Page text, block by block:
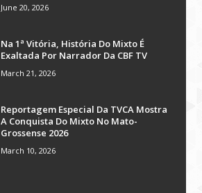
June 20, 2026
Na 1ª Vitória, História Do Mixto É
Exaltada Por Narrador Da CBF TV
March 21, 2026
Reportagem Especial Da TVCA Mostra
A Conquista Do Mixto No Mato-
Grossense 2026
March 10, 2026